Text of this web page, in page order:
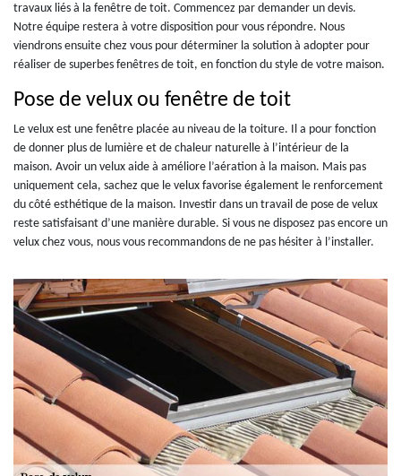
travaux liés à la fenêtre de toit. Commencez par demander un devis.
Notre équipe restera à votre disposition pour vous répondre. Nous
viendrons ensuite chez vous pour déterminer la solution à adopter pour
réaliser de superbes fenêtres de toit, en fonction du style de votre maison.
Pose de velux ou fenêtre de toit
Le velux est une fenêtre placée au niveau de la toiture. Il a pour fonction
de donner plus de lumière et de chaleur naturelle à l’intérieur de la
maison. Avoir un velux aide à améliore l’aération à la maison. Mais pas
uniquement cela, sachez que le velux favorise également le renforcement
du côté esthétique de la maison. Investir dans un travail de pose de velux
reste satisfaisant d’une manière durable. Si vous ne disposez pas encore un
velux chez vous, nous vous recommandons de ne pas hésiter à l’installer.